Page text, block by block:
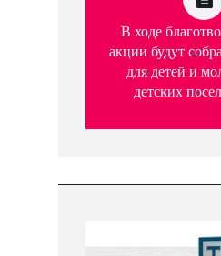
В ходе
акции будут
для детей и
детских